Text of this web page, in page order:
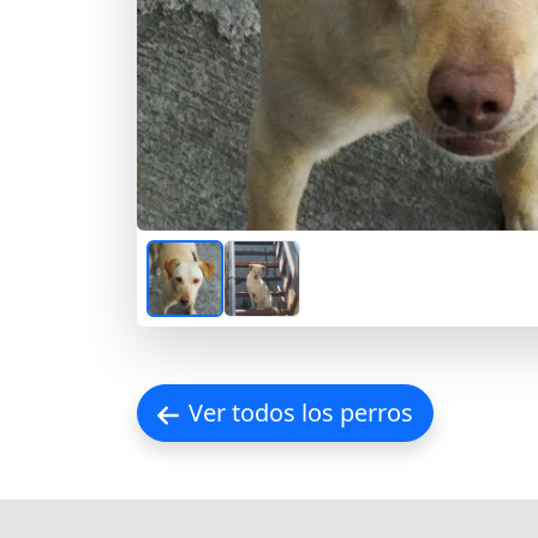
Ver todos los perros